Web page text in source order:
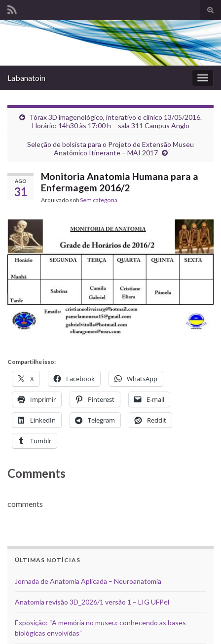
de
Search for:
Labanatoin
Tórax 3D imagenológico, interativo e clínico 13/05/2016.
Horário: 14h30 às 17:00 h – sala 311 Campus Anglo
Seleção de bolsista para o Projeto de Extensão Museu
Anatômico Itinerante – MAI 2017
AGO
31
Monitoria Anatomia Humana para a
Enfermagem 2016/2
Arquivado sobSem categoria
Compartilhe isso:
X Facebook WhatsApp
Imprimir Pinterest E-mail
LinkedIn Telegram Reddit
Tumblr
Comments
comments
ÚLTIMAS NOTÍCIAS
Jornada de Anatomia Aplicada – Neuroanatomia
Anatomia revisão 3D_2026/1 versão 1 – LIG UFPel
Exposição: “A memória no museu: conhecendo as bases
biológicas envolvidas”